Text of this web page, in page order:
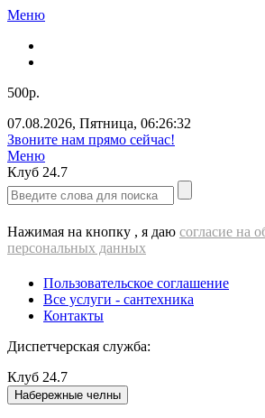
Меню
500р.
07.08.2026, Пятница, 06:26:33
Звоните нам прямо сейчас!
Меню
Клуб 24.7
Нажимая на кнопку , я даю согласие на
персональных данных
Пользовательское соглашение
Все услуги - cантехника
Контакты
Диспетчерская служба:
Клуб 24.7
Набережные челны